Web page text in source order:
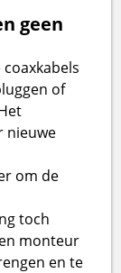
geen
of
nieuwe
om de
toch
monteur
en te